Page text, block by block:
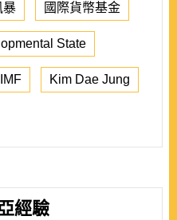
暴 國際貨幣基金
State
IMF Kim Dae Jung
經驗